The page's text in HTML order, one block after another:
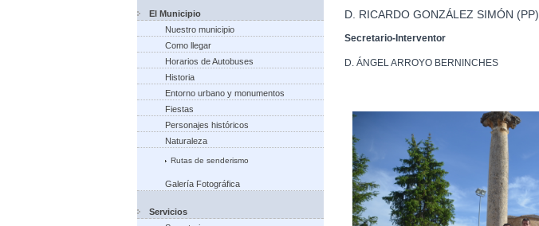
El Municipio
Nuestro municipio
Como llegar
Horarios de Autobuses
Historia
Entorno urbano y monumentos
Fiestas
Personajes históricos
Naturaleza
Rutas de senderismo
Galería Fotográfica
Servicios
D. RICARDO GONZÁLEZ SIMÓN (PP)
Secretario-Interventor
D. ÁNGEL ARROYO BERNINCHES